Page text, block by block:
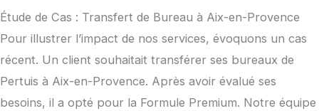
Étude de Cas : Transfert de Bureau à Aix-en-Provence
Pour illustrer l’impact de nos services, évoquons un cas
récent. Un client souhaitait transférer ses bureaux de
Pertuis à Aix-en-Provence. Après avoir évalué ses
besoins, il a opté pour la Formule Premium. Notre équipe